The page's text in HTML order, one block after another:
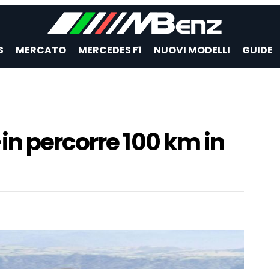
MERCATO MERCEDES F1 NUOVI MODELLI GUIDE
percorre 100 km in